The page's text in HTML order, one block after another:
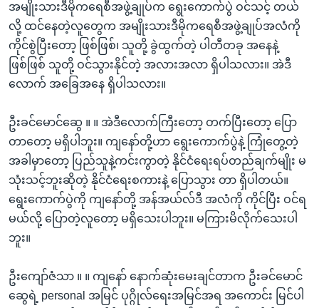
အမျိုးသားဒီမိုကရေစီအဖွဲ့ချုပ်က ရွေးကောက်ပွဲ ဝင်သင့် တယ်
လို့ ထင်နေတဲ့လူတွေက အမျိုးသားဒီမိုကရေစီအဖွဲ့ချုပ်အလံကို
ကိုင်စွဲပြီးတော့ ဖြစ်ဖြစ်၊ သူတို့ ခွဲထွက်တဲ့ ပါတီတခု အနေနဲ့
ဖြစ်ဖြစ် သူတို့ ဝင်သွားနိုင်တဲ့ အလားအလာ ရှိပါသလား။ အဲဒီ
လောက် အခြေအနေ ရှိပါသလား။
ဦးခင်မောင်ဆွေ ။ ။ အဲဒီလောက်ကြီးတော့ တက်ပြီးတော့ ပြော
တာတော့ မရှိပါဘူး။ ကျနော်တို့ဟာ ရွေးကောက်ပွဲနဲ့ ကြုံတွေ့တဲ့
အခါမှာတော့ ပြည်သူနဲ့ကင်းကွာတဲ့ နိုင်ငံရေးရပ်တည်ချက်မျိုး မ
သုံးသင့်ဘူးဆိုတဲ့ နိုင်ငံရေးစကားနဲ့ ပြောသွား တာ ရှိပါတယ်။
ရွေးကောက်ပွဲကို ကျနော်တို့ အန်အယ်လ်ဒီ အလံကို ကိုင်ပြီး ဝင်ရ
မယ်လို့ ပြောတဲ့လူတော့ မရှိသေးပါဘူး။ မကြားမိလိုက်သေးပါ
ဘူး။
ဦးကျော်ဇံသာ ။ ။ ကျနော် နောက်ဆုံးမေးချင်တာက ဦးခင်မောင်
ဆွေရဲ့ personal အမြင် ပုဂ္ဂိုလ်ရေးအမြင်အရ အကောင်း မြင်ပါ